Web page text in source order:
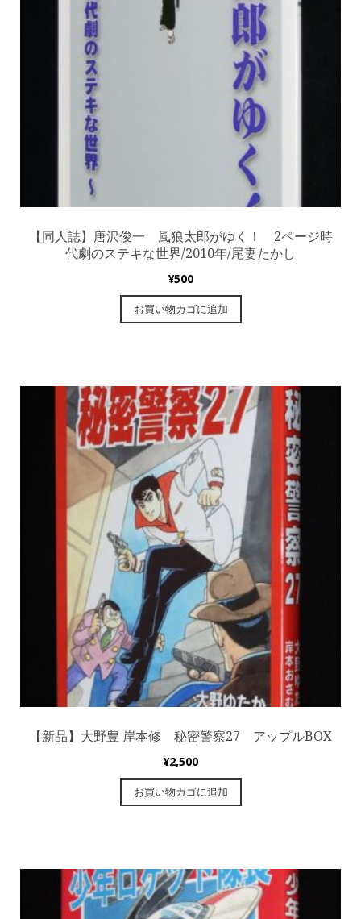
【同人誌】唐沢俊一 風狼太郎がゆく！ 2ページ時
代劇のステキな世界/2010年/尾妻たかし
¥500
お買い物カゴに追加
【新品】大野豊 岸本修 秘密警察27 アップルBOX
¥2,500
お買い物カゴに追加